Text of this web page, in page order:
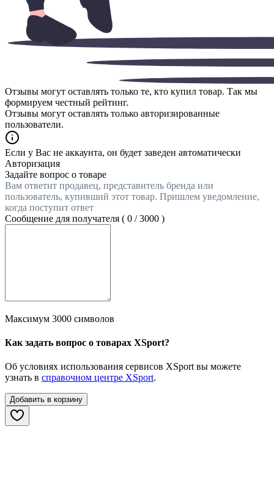
Отзывы могут оставлять только те, кто купил товар. Так мы
формируем честный рейтинг.
Отзывы могут оставлять только авторизированные
пользователи.
Если у Вас не аккаунта, он будет заведен автоматически
Авторизация
Задайте вопрос о товаре
Вам ответит продавец, представитель бренда или
пользователь, купивший этот товар. Пришлем уведомление,
когда поступит ответ
Сообщение для получателя ( 0 /3000 )
Максимум 3000 символов
Как задать вопрос о товарах XSport?
Об условиях использования сервисов XSport вы можете
узнать в справочном центре XSport.
Добавить в корзину